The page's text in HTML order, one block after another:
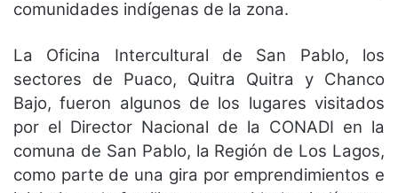
comunidades indígenas de la zona.
La Oficina Intercultural de San Pablo, los
sectores de Puaco, Quitra Quitra y Chanco
Bajo, fueron algunos de los lugares visitados
por el Director Nacional de la CONADI en la
comuna de San Pablo, la Región de Los Lagos,
como parte de una gira por emprendimientos e